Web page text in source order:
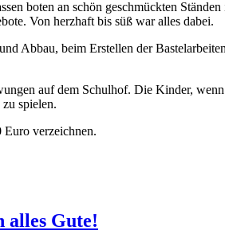
boten an schön geschmückten
Von herzhaft bis süß war alles dabei.
Abbau, beim Erstellen der
auf dem Schulhof. Die Kinder,
spielen.
verzeichnen.
alles Gute!